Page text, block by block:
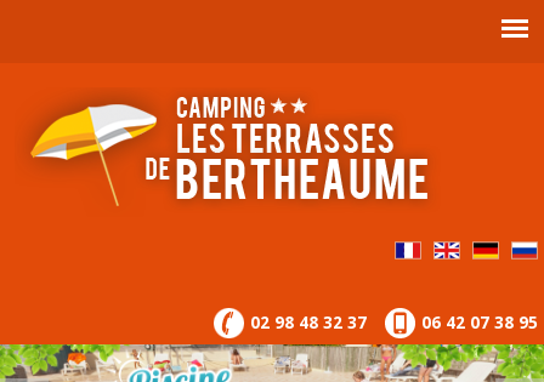
02 98 48 32 37 06 42 07 38 95